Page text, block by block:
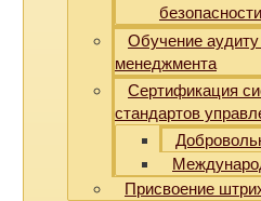
Обучение
менеджмента
Сертификация
стандартов
Присвоение